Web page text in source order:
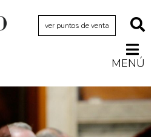
ver puntos de venta
MENÚ